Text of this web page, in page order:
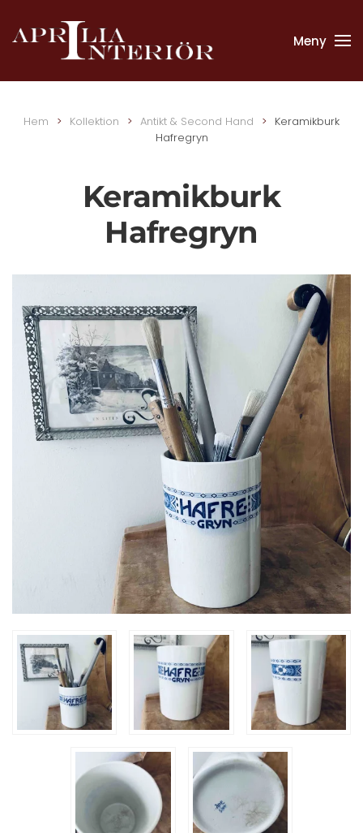
Skip to main content Meny
Hem Kollektion Antikt & Second Hand
Keramikburk
Hafregryn
Keramikburk
Hafregryn